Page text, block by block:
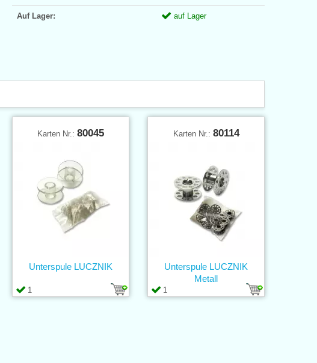
Auf Lager: auf Lager
Karten Nr.: 80045
1
Unterspule LUCZNIK
Karten Nr.: 80114
1
Unterspule LUCZNIK
Metall